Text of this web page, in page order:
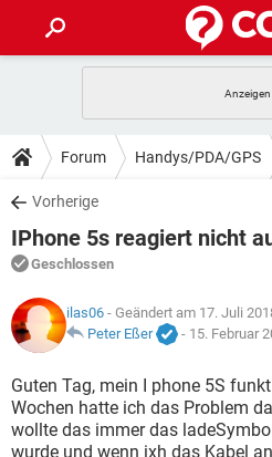
ANDROID
WINDOWS 10
WHATSAPP
FACEBOOK
TIPPS & TRICKS
SPIELE
WINDOWS 10
WHATSAPP
FACEBOOK
DOWNLOADS
SPIELE
ANDROID
WINDOWS 10
WHATSAPP
FACEBOOK
FORUM
SPIELE
ANDROID
WHATSAPP
FACEBOOK
LEXIKON
SPIELE
ANDROID
WINDOWS 10
Forum Handys/PDA/GPS
Vorherige
IPhone 5s reagiert nicht
Geschlossen
ilas06 - Geändert am 17. Juli
Peter Eßer
- 15. Februar
Guten Tag, mein I phone 5S
Wochen hatte ich das Problem
wollte das immer das
wurde und wenn ixh das Kabel